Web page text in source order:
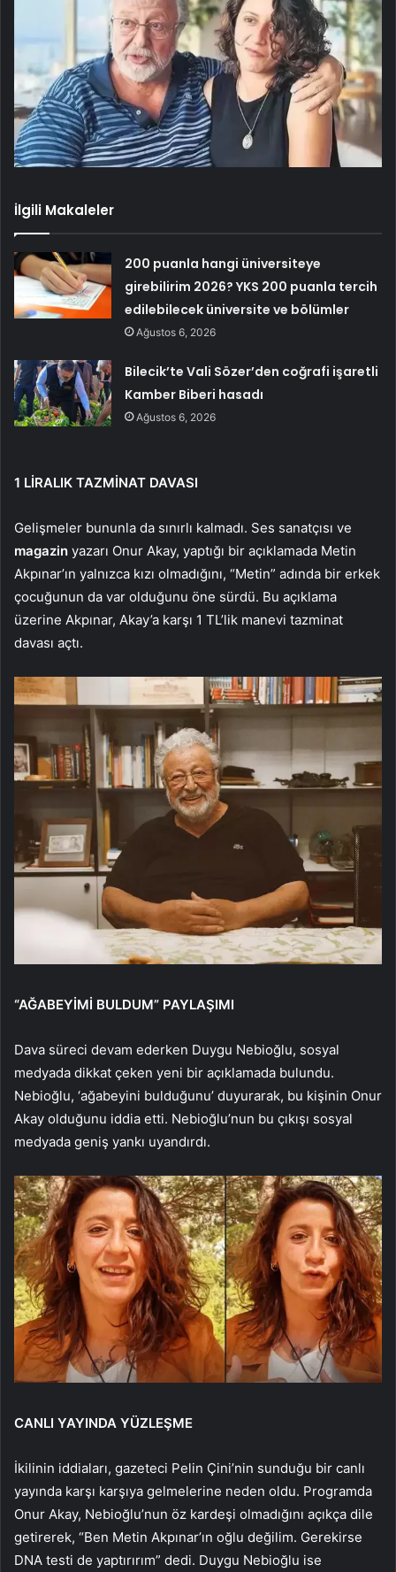
İlgili Makaleler
200 puanla hangi üniversiteye
girebilirim 2026? YKS 200 puanla tercih
edilebilecek üniversite ve bölümler
Ağustos 6, 2026
Bilecik’te Vali Sözer’den coğrafi işaretli
Kamber Biberi hasadı
Ağustos 6, 2026
1 LİRALIK TAZMİNAT DAVASI
Gelişmeler bununla da sınırlı kalmadı. Ses sanatçısı ve
magazin yazarı Onur Akay, yaptığı bir açıklamada Metin
Akpınar’ın yalnızca kızı olmadığını, “Metin” adında bir erkek
çocuğunun da var olduğunu öne sürdü. Bu açıklama
üzerine Akpınar, Akay’a karşı 1 TL’lik manevi tazminat
davası açtı.
“AĞABEYİMİ BULDUM” PAYLAŞIMI
Dava süreci devam ederken Duygu Nebioğlu, sosyal
medyada dikkat çeken yeni bir açıklamada bulundu.
Nebioğlu, ‘ağabeyini bulduğunu’ duyurarak, bu kişinin Onur
Akay olduğunu iddia etti. Nebioğlu’nun bu çıkışı sosyal
medyada geniş yankı uyandırdı.
CANLI YAYINDA YÜZLEŞME
İkilinin iddiaları, gazeteci Pelin Çini’nin sunduğu bir canlı
yayında karşı karşıya gelmelerine neden oldu. Programda
Onur Akay, Nebioğlu’nun öz kardeşi olmadığını açıkça dile
getirerek, “Ben Metin Akpınar’ın oğlu değilim. Gerekirse
DNA testi de yaptırırım” dedi. Duygu Nebioğlu ise